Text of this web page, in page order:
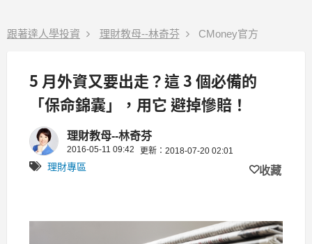
跟著達人學投資 理財教母--林奇芬 CMoney官方
5 月外資又要出走？這 3 個必備的
「保命錦囊」，用它 避掉慘賠！
理財教母--林奇芬
2016-05-11 09:42 更新：2018-07-20 02:01
理財專區 收藏